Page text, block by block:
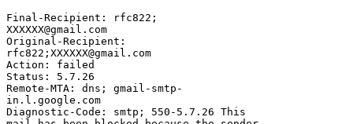
Final-Recipient: rfc822;
XXXXXX@gmail.com
Original-Recipient:
rfc822;XXXXXX@gmail.com
Action: failed
Status: 5.7.26
Remote-MTA: dns; gmail-smtp-
in.l.google.com
Diagnostic-Code: smtp; 550-5.7.26 This